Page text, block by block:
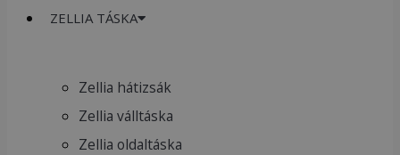
ZELLIA TÁSKA
Zellia hátizsák
Zellia válltáska
Zellia oldaltáska